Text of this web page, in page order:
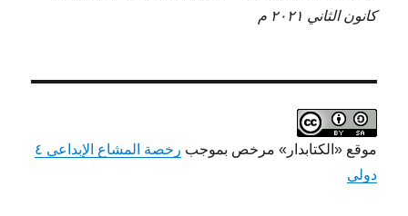
كانون الثاني ٢٠٢١ م
موقع «الكتابدار» مرخص بموجب
رخصة المشاع الإبداعي ٤
دولي